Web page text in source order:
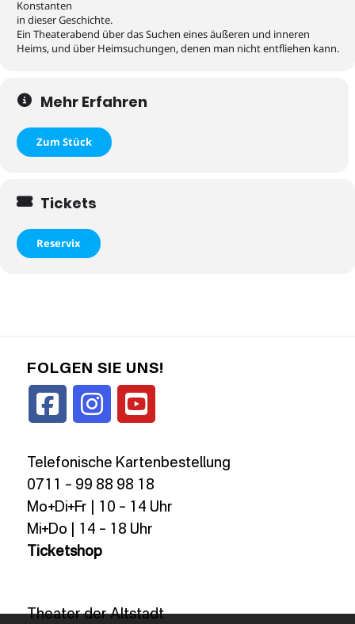
Konstanten
in dieser Geschichte.
Ein Theaterabend über das Suchen eines äußeren und inneren
Heims, und über Heimsuchungen, denen man nicht entfliehen kann.
Mehr Erfahren
Zum Stück
Tickets
Reservix
FOLGEN SIE UNS!
Telefonische Kartenbestellung
0711 – 99 88 98 18
Mo+Di+Fr | 10 – 14 Uhr
Mi+Do | 14 – 18 Uhr
Ticketshop
Theater der Altstadt